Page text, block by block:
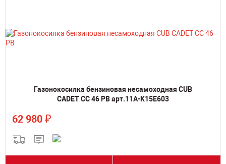
Газонокосилка бензиновая несамоходная CUB
CADET CC 46 PB арт.11A-K15E603
62 980 ₽